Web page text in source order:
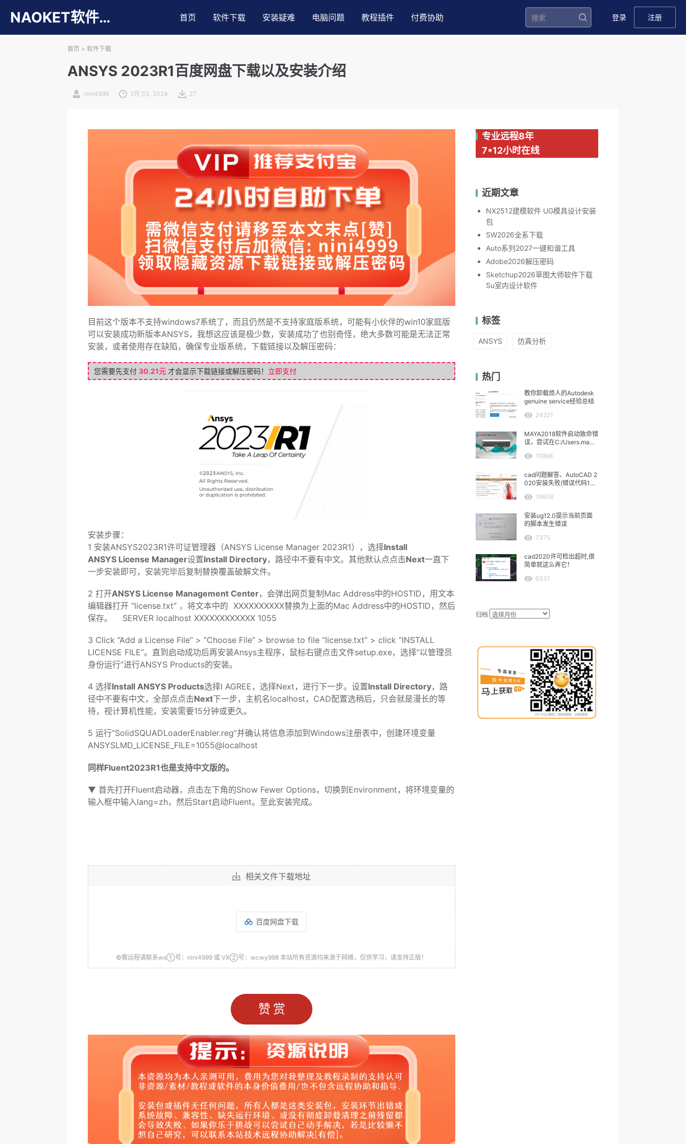
NAOKET软件库 首页 软件下载 安装疑难 电脑问题 教程插件 付费协助 登录 注册
首页 > 软件下载
ANSYS 2023R1百度网盘下载以及安装介绍
nini4999 2月 03, 2024 27
目前这个版本不支持windows7系统了，而且仍然是不支持家庭版系统，可能有小伙伴的win10家庭版
可以安装成功新版本ANSYS，我想这应该是极少数，安装成功了也别奇怪，绝大多数可能是无法正常
安装，或者使用存在缺陷，确保专业版系统，下载链接以及解压密码：
您需要先支付 30.21元 才会显示下载链接或解压密码！ 立即支付
安装步骤：
1 安装ANSYS2023R1许可证管理器（ANSYS License Manager 2023R1），选择Install
ANSYS License Manager设置Install Directory，路径中不要有中文。其他默认点点击Next一直下
一步安装即可，安装完毕后复制替换覆盖破解文件。
2 打开ANSYS License Management Center，会弹出网页复制Mac Address中的HOSTID，用文本
编辑器打开 “license.txt” ，将文本中的 XXXXXXXXXX替换为上面的Mac Address中的HOSTID，然后
保存。 SERVER localhost XXXXXXXXXXXX 1055
3 Click “Add a License File” > “Choose File” > browse to file “license.txt” > click “INSTALL
LICENSE FILE”。直到启动成功后再安装Ansys主程序，鼠标右键点击文件setup.exe，选择“以管理员
身份运行”进行ANSYS Products的安装。
4 选择Install ANSYS Products选择I AGREE，选择Next，进行下一步。设置Install Directory，路
径中不要有中文，全部点点击Next下一步，主机名localhost，CAD配置选稍后，只会就是漫长的等
待，视计算机性能，安装需要15分钟或更久。
5 运行“SolidSQUADLoaderEnabler.reg”并确认将信息添加到Windows注册表中，创建环境变量
ANSYSLMD_LICENSE_FILE=1055@localhost
同样Fluent2023R1也是支持中文版的。
▼ 首先打开Fluent启动器，点击左下角的Show Fewer Options，切换到Environment，将环境变量的
输入框中输入lang=zh，然后Start启动Fluent。至此安装完成。
相关文件下载地址
百度网盘下载
©需远程请联系wx①号：nini4999 或 VX②号：wcwy998 本站所有资源均来源于网络，仅供学习，请支持正版！
赞赏
专业远程8年
7*12小时在线
近期文章
NX2512建模软件 UG模具设计安装
包
SW2026全系下载
Auto系列2027一键和谐工具
Adobe2026解压密码
Sketchup2026草图大师软件下载
Su室内设计软件
标签
ANSYS 仿真分析
热门
教你卸载烦人的Autodesk
genuine service经验总结
24221
MAYA2018软件启动致命错
误，尝试在C:/Users.ma中
19998
cad问题解答、AutoCAD 2
020安装失败(错误代码160
19608
安装ug12.0提示当前页面
的脚本发生错误
7375
cad2020许可检出超时,很
简单就这么弄它！
6331
归档